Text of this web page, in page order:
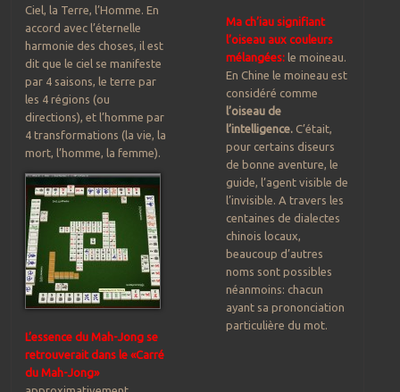
Ciel, la Terre, l’Homme. En
accord avec l’éternelle
harmonie des choses, il est
dit que le ciel se manifeste
par 4 saisons, le terre par
les 4 régions (ou
directions), et l’homme par
4 transformations (la vie, la
mort, l’homme, la femme).
L’essence du Mah-Jong se
retrouverait dans le «Carré
du Mah-Jong»
Ma ch’iau signifiant
l’oiseau aux couleurs
mélangées:le moineau.
En Chine le moineau est
considéré comme
l’oiseau de
l’intelligence.C’était,
pour certains diseurs
de bonne aventure, le
guide, l’agent visible de
l’invisible. A travers les
centaines de dialectes
chinois locaux,
beaucoup d’autres
noms sont possibles
néanmoins: chacun
ayant sa prononciation
particulière du mot.